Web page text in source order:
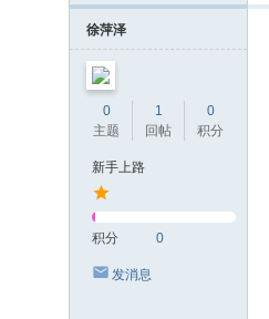
徐萍泽
0
主题
1
回帖
0
积分
新手上路
积分 0
发消息